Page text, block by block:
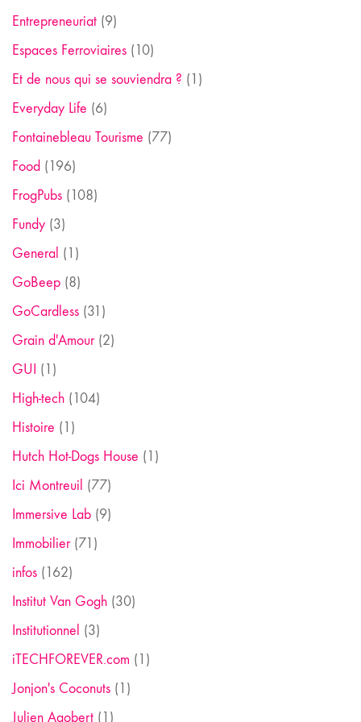
Entrepreneuriat (9)
Espaces Ferroviaires (10)
Et de nous qui se souviendra ? (1)
Everyday Life (6)
Fontainebleau Tourisme (77)
Food (196)
FrogPubs (108)
Fundy (3)
General (1)
GoBeep (8)
GoCardless (31)
Grain d'Amour(2)
GUI (1)
High-tech (104)
Histoire (1)
Hutch Hot-Dogs House (1)
Ici Montreuil (77)
Immersive Lab (9)
Immobilier(71)
infos (162)
Institut Van Gogh (30)
Institutionnel (3)
iTECHFOREVER.com (1)
Jonjon's Coconuts (1)
Julien Agobert (1)